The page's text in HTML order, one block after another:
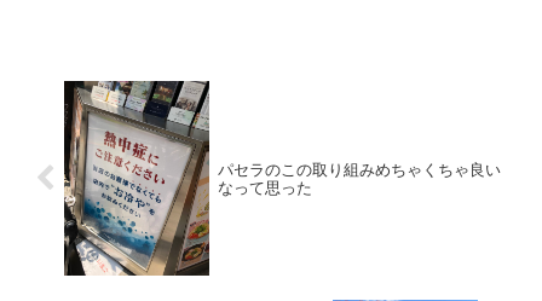
パセラのこの取り組みめちゃくちゃ良い
なって思った